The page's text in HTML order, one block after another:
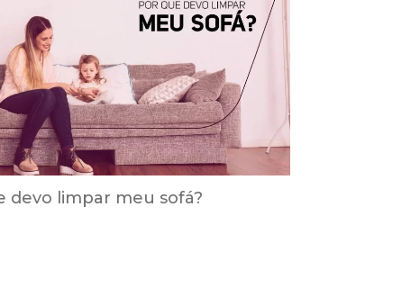
devo limpar meu sofá?